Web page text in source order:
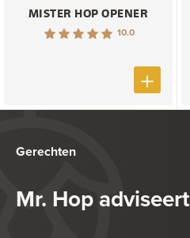
MISTER HOP OPENER
10.0
Gerechten
Mr. Hop adviseert